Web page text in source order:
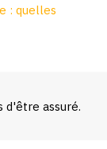
: quelles
d'être assuré.